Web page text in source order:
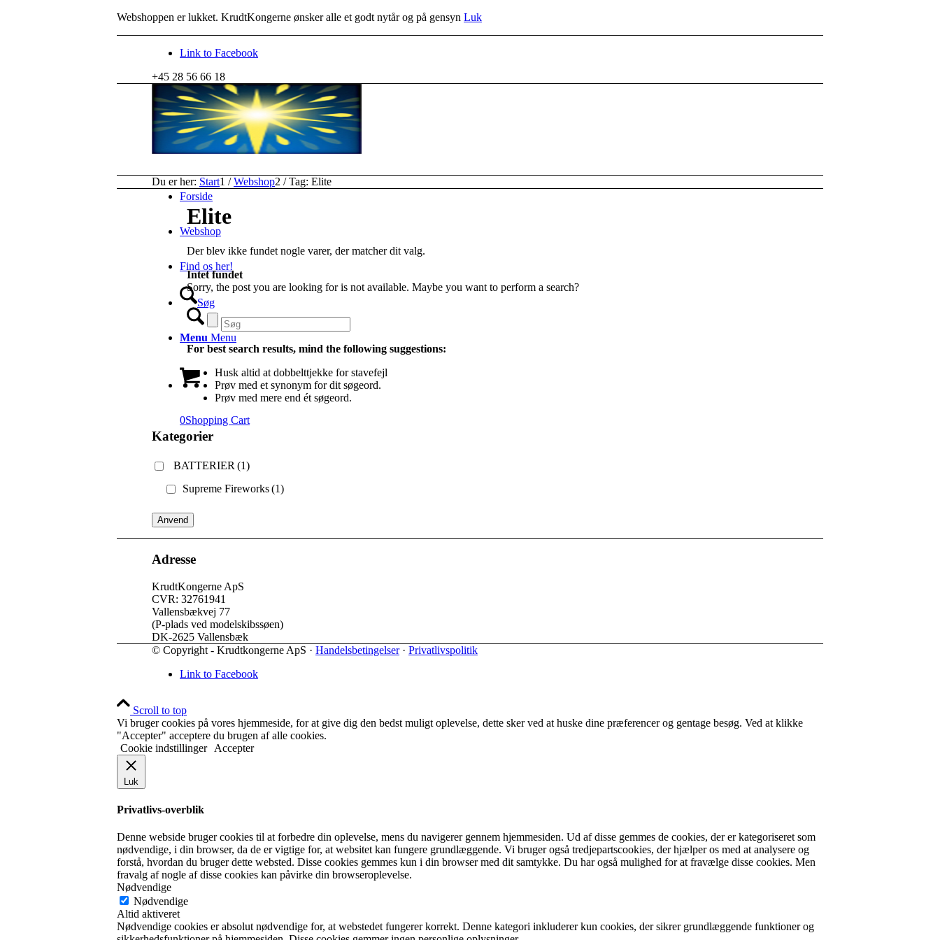
Webshoppen er lukket. KrudtKongerne ønsker alle et godt nytår og på gensyn Luk
Link to Facebook
+45 28 56 66 18
Forside
Webshop
Find os her!
Søg
Menu Menu
0Shopping Cart
Du er her: Start1 / Webshop2 / Tag: Elite
Elite
Der blev ikke fundet nogle varer, der matcher dit valg.
Intet fundet
Sorry, the post you are looking for is not available. Maybe you want to perform a search?
For best search results, mind the following suggestions:
Husk altid at dobbelttjekke for stavefejl
Prøv med et synonym for dit søgeord.
Prøv med mere end ét søgeord.
Kategorier
BATTERIER (1)
Supreme Fireworks(1)
Anvend
Adresse
KrudtKongerne ApS
CVR: 32761941
Vallensbækvej 77
(P-plads ved modelskibssøen)
DK-2625 Vallensbæk
© Copyright - Krudtkongerne ApS · Handelsbetingelser· Privatlivspolitik
Link to Facebook
Scroll to top
Vi bruger cookies på vores hjemmeside, for at give dig den bedst muligt oplevelse, dette sker ved at huske dine præferencer og gentage besøg. Ved at klikke
"Accepter" acceptere du brugen af alle cookies.
Cookie indstillinger
Accepter
Luk
Privatlivs-overblik
Denne webside bruger cookies til at forbedre din oplevelse, mens du navigerer gennem hjemmesiden. Ud af disse gemmes de cookies, der er kategoriseret som
nødvendige, i din browser, da de er vigtige for, at websitet kan fungere grundlæggende. Vi bruger også tredjepartscookies, der hjælper os med at analysere og
forstå, hvordan du bruger dette websted. Disse cookies gemmes kun i din browser med dit samtykke. Du har også mulighed for at fravælge disse cookies. Men
fravalg af nogle af disse cookies kan påvirke din browseroplevelse.
Nødvendige
Nødvendige
Altid aktiveret
Nødvendige cookies er absolut nødvendige for, at webstedet fungerer korrekt. Denne kategori inkluderer kun cookies, der sikrer grundlæggende funktioner og